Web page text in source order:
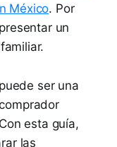
México. Por
un
ser una
esta guía,
las